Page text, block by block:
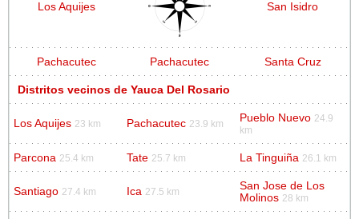
Los Aquijes San Isidro
Pachacutec Pachacutec Santa Cruz
Distritos vecinos de Yauca Del Rosario
Los Aquijes 23 km Pachacutec 23.9 km Pueblo Nuevo 24.9
km
Parcona 25.4 km Tate 25.7 km La Tinguiña 26.1 km
Santiago 27.4 km Ica 27.5 km
San Jose de Los
Molinos 28 km